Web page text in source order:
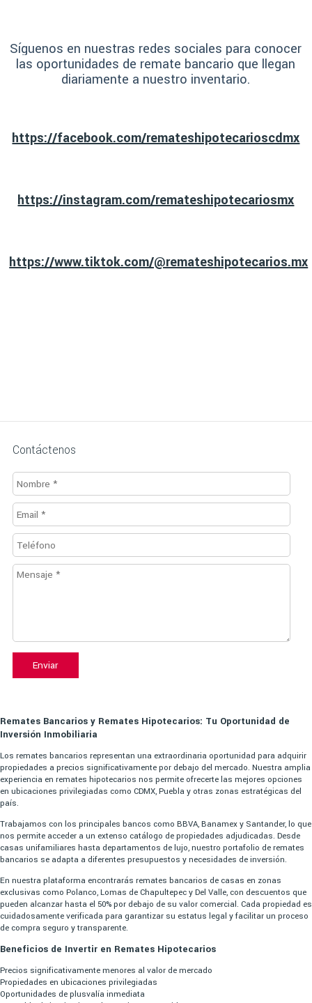
Síguenos en nuestras redes sociales para conocer
las oportunidades de remate bancario que llegan
diariamente a nuestro inventario.
https://facebook.com/remateshipotecarioscdmx
https://instagram.com/remateshipotecariosmx
https://www.tiktok.com/@remateshipotecarios.mx
Contáctenos
Enviar
Remates Bancarios y Remates Hipotecarios: Tu Oportunidad de
Inversión Inmobiliaria
Los remates bancarios representan una extraordinaria oportunidad para adquirir
propiedades a precios significativamente por debajo del mercado. Nuestra amplia
experiencia en remates hipotecarios nos permite ofrecerte las mejores opciones
en ubicaciones privilegiadas como CDMX, Puebla y otras zonas estratégicas del
país.
Trabajamos con los principales bancos como BBVA, Banamex y Santander, lo que
nos permite acceder a un extenso catálogo de propiedades adjudicadas. Desde
casas unifamiliares hasta departamentos de lujo, nuestro portafolio de remates
bancarios se adapta a diferentes presupuestos y necesidades de inversión.
En nuestra plataforma encontrarás remates bancarios de casas en zonas
exclusivas como Polanco, Lomas de Chapultepec y Del Valle, con descuentos que
pueden alcanzar hasta el 50% por debajo de su valor comercial. Cada propiedad es
cuidadosamente verificada para garantizar su estatus legal y facilitar un proceso
de compra seguro y transparente.
Beneficios de Invertir en Remates Hipotecarios
Precios significativamente menores al valor de mercado
Propiedades en ubicaciones privilegiadas
Oportunidades de plusvalía inmediata